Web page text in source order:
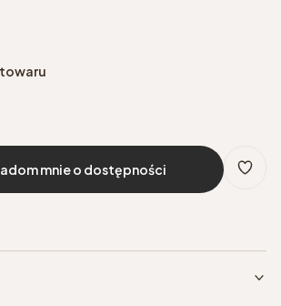
mnie o dostępności